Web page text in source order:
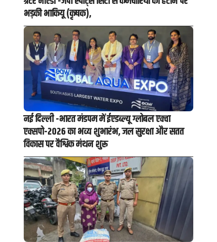
भड़की भाकियू (कृषक),
नई दिल्ली -भारत मंडपम में ईएडब्ल्यू ग्लोबल एक्वा
एक्सपो-2026 का भव्य शुभारंभ, जल सुरक्षा और सतत
विकास पर वैश्विक मंथन शुरू